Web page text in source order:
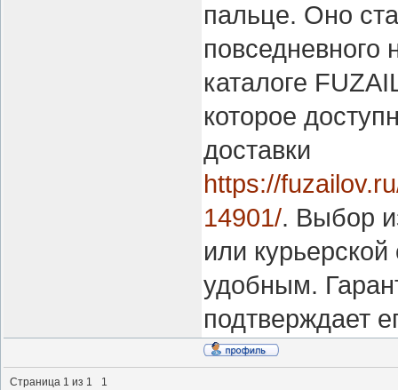
пальце. Оно
каталоге
которое
доставки
https://
14901/. Выбор
или
удобным.
подтверждает
Страница 1 из 1 1